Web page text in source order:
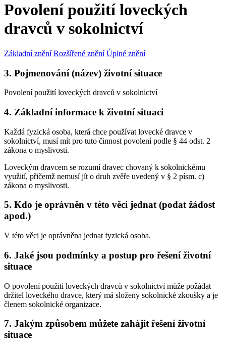
Povolení použití loveckých
dravců v sokolnictví
Základní znění Rozšířené znění Úplné znění
3. Pojmenování (název) životní situace
Povolení použití loveckých dravců v sokolnictví
4. Základní informace k životní situaci
Každá fyzická osoba, která chce používat lovecké dravce v
sokolnictví, musí mít pro tuto činnost povolení podle § 44 odst. 2
zákona o myslivosti.
Loveckým dravcem se rozumí dravec chovaný k sokolnickému
využití, přičemž nemusí jít o druh zvěře uvedený v § 2 písm. c)
zákona o myslivosti.
5. Kdo je oprávněn v této věci jednat (podat žádost
apod.)
V této věci je oprávněna jednat fyzická osoba.
6. Jaké jsou podmínky a postup pro řešení životní
situace
O povolení použití loveckých dravců v sokolnictví může požádat
držitel loveckého dravce, který má složeny sokolnické zkoušky a je
členem sokolnické organizace.
7. Jakým způsobem můžete zahájit řešení životní
situace